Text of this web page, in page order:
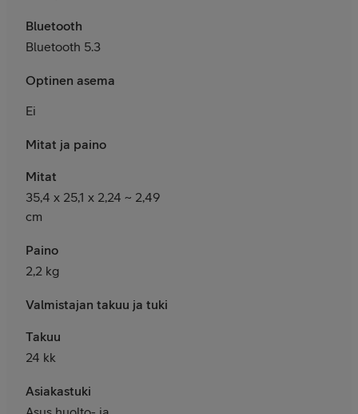
Bluetooth
Bluetooth 5.3
Optinen asema
Ei
Mitat ja paino
Mitat
35,4 x 25,1 x 2,24 ~ 2,49
cm
Paino
2,2 kg
Valmistajan takuu ja tuki
Takuu
24 kk
Asiakastuki